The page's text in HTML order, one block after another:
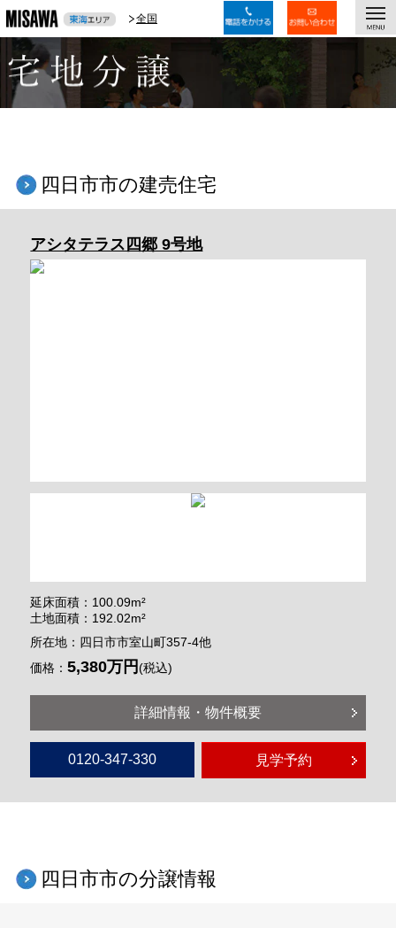
全国
全国
四日市市の建売住宅
アシタテラス四郷 9号地
延床面積：100.09m²
土地面積：192.02m²
所在地：四日市市室山町357-4他
価格：5,380万円(税込)
詳細情報・物件概要
0120-347-330 見学予約
四日市市の分譲情報